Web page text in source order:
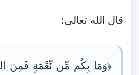
قال الله تعالى:
﴿وَمَا بِكُم مِّن نِّعْمَةٍ فَمِنَ